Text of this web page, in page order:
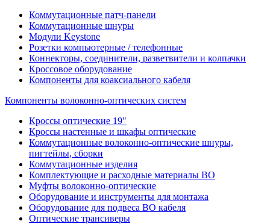
Коммутационные патч-панели
Коммутационные шнуры
Модули Keystone
Розетки компьютерные / телефонные
Коннекторы, соединители, разветвители и колпачки
Кроссовое оборудование
Компоненты для коаксиального кабеля
Компоненты волоконно-оптических систем
Кроссы оптические 19"
Кроссы настенные и шкафы оптические
Коммутационные волоконно-оптические шнуры,
пигтейлы, сборки
Коммутационные изделия
Комплектующие и расходные материалы ВО
Муфты волоконно-оптические
Оборудование и инструменты для монтажа
Оборудование для подвеса ВО кабеля
Оптические трансиверы